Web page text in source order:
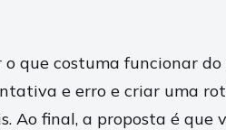
que costuma funcionar
e erro e criar uma
Ao final, a proposta é que